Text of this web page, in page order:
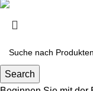
Search